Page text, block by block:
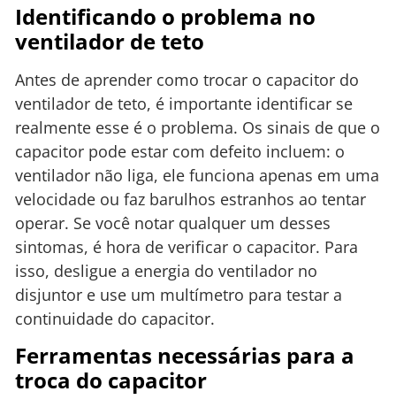
Identificando o problema no
ventilador de teto
Antes de aprender como trocar o capacitor do
ventilador de teto, é importante identificar se
realmente esse é o problema. Os sinais de que o
capacitor pode estar com defeito incluem: o
ventilador não liga, ele funciona apenas em uma
velocidade ou faz barulhos estranhos ao tentar
operar. Se você notar qualquer um desses
sintomas, é hora de verificar o capacitor. Para
isso, desligue a energia do ventilador no
disjuntor e use um multímetro para testar a
continuidade do capacitor.
Ferramentas necessárias para a
troca do capacitor